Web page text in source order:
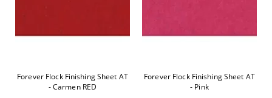
Forever Flock Finishing Sheet AT
- Carmen RED
Forever Flock Finishing Sheet AT
- Pink